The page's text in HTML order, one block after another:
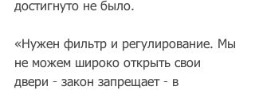
достигнуто не было.
«Нужен фильтр и регулирование. Мы
не можем широко открыть свои
двери - закон запрещает - в